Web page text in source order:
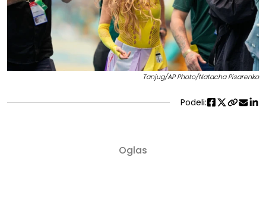
Tanjug/AP Photo/Natacha Pisarenko
Podeli: